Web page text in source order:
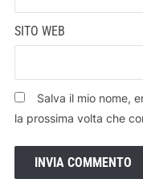
SITO WEB
Salva il mio nome,
la prossima volta che